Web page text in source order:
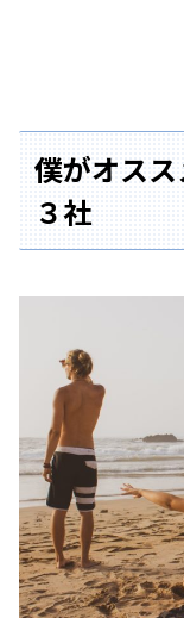
僕がオス
３社